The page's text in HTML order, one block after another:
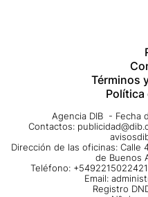
Términos
Política
Agencia DIB - Fecha
Contactos:
Dirección de las oficinas: Calle
de Buenos
Teléfono:
Email:
Registro